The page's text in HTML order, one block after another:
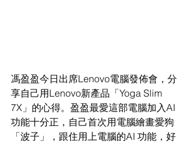
馮盈盈今日出席Lenovo電腦發佈會，分
享自己用Lenovo新產品「Yoga Slim
7X」的心得。盈盈最愛這部電腦加入AI
功能十分正，自己首次用電腦繪畫愛狗
「波子」，跟住用上電腦的AI 功能，好